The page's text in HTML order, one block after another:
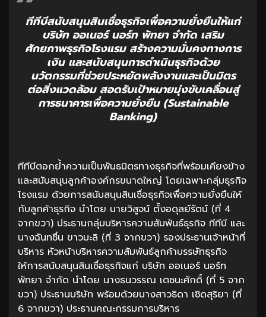
ทีทีบีสนับสนุนสินเชื่อธุรกิจเพื่อความยั่งยืนให้แก่
บริษัท ออเนอร์ นอร์ท พัทยา จำกัด เสริม
ศักยภาพธุรกิจโรงแรม สร้างความมั่นคงทางการ
เงิน และสนับสนุนการดำเนินธุรกิจด้วย
นวัตกรรมที่ช่วยประหยัดพลังงานและเป็นมิตร
ต่อสิ่งแวดล้อม สอดรับเป้าหมายมุ่งขับเคลื่อนสู่
การธนาคารเพื่อความยั่งยืน (Sustainable
Banking)
ทีทีบีตอกย้ำความเป็นพันธมิตรทางธุรกิจที่พร้อมเคียงข้าง
และสนับสนุนลูกค้าองค์กรขนาดใหญ่ โดยเฉพาะกลุ่มธุรกิจ
โรงแรม ด้วยการสนับสนุนสินเชื่อธุรกิจเพื่อความยั่งยืนให้
กับลูกค้าธุรกิจ นำโดย นายวิสูจน์ ตั้งอดุลย์รัตน์ (ที่ 4
จากขวา) ประธานกลุ่มบริหารความสัมพันธ์ธุรกิจ ทีทีบี และ
นางฉันทชื่น ขาวมะลิ (ที่ 3 จากขวา) รองประธานเจ้าหน้าที่
บริหาร หัวหน้าบริหารความสัมพันธ์ลูกค้าบรรษัทธุรกิจ
ให้การสนับสนุนสินเชื่อธุรกิจแก่ บริษัท ออเนอร์ นอร์ท
พัทยา จำกัด นำโดย นางธนวรรณ เตชนะศักดิ์ (ที่ 5 จาก
ขวา) ประธานบริษัท พร้อมด้วยนางสาวธิดา เชิดสุริยา (ที่
6 จากขวา) ประธานคณะกรรมการบริหาร